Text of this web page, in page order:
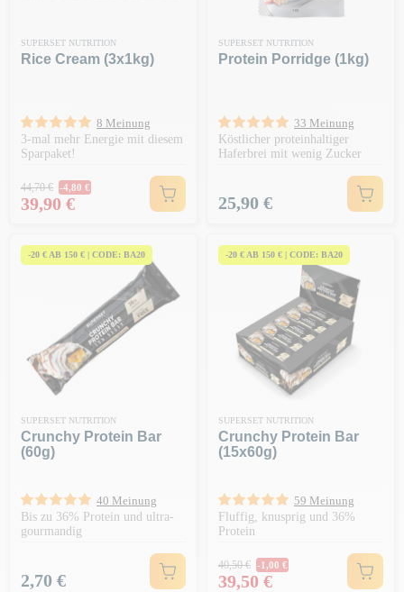
SUPERSET NUTRITION
Rice Cream (3x1kg)
8 Meinung
3-mal mehr Energie mit diesem
Sparpaket!
Regulärer Preis
44,70 € -4,80 €
Preis
39,90 €
SUPERSET NUTRITION
Protein Porridge (1kg)
33 Meinung
Köstlicher proteinhaltiger
Haferbrei mit wenig Zucker
Preis
25,90 €
-20 € AB 150 € | CODE: BA20
SUPERSET NUTRITION
Crunchy Protein Bar
(60g)
40 Meinung
Bis zu 36% Protein und ultra-
gourmandig
Preis
2,70 €
-20 € AB 150 € | CODE: BA20
SUPERSET NUTRITION
Crunchy Protein Bar
(15x60g)
59 Meinung
Fluffig, knusprig und 36%
Protein
Regulärer Preis
40,50 € -1,00 €
Preis
39,50 €